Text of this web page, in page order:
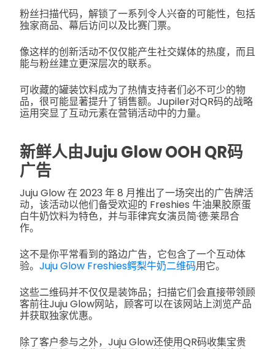
粉丝扫描代码，解锁了一系列令人兴奋的可能性，包括
独家商品、幕后访问以及比赛门票。
像这样的创新活动不仅仅能产生社交媒体的热度，而且
能与粉丝建立更深层次的联系。
可收藏的罐装饮料成为了热情支持者们必不可少的物
品，很可能显著提升了销售额。Jupiler对QR码的战略
运用突显了互动元素在营销活动中的力量。
新鲜人由Juju Glow OOH QR码
广告
Juju Glow 在 2023 年 8 月推出了一场突出的广告牌活
动，该活动以他们备受欢迎的 Freshies 牛油果胶原蛋
白牛奶饮料为特色，并与菲律宾女演员简·德·莱昂合
作。
这不是你平常看到的路边广告，它包含了一个互动体
验。 Juju Glow Freshies鳄梨牛奶二维码用它。
这些二维码并不仅仅是装饰品；扫描它们会直接带领顾
客前往Juju Glow网站，顾客可以在该网站上浏览产品
并获取独家优惠。
除了客户参与之外，Juju Glow还使用QR码收集宝贵